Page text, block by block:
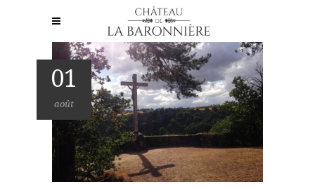
01
août